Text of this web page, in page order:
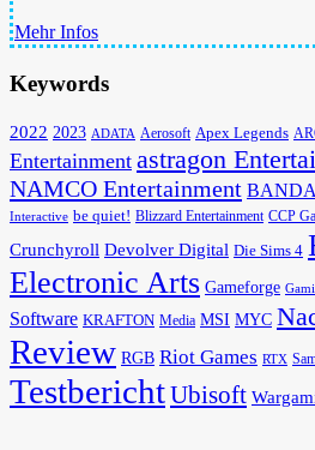
Mehr Infos
Keywords
2022 2023 ADATA Aerosoft Apex Legends
Entertainment astragon
NAMCO Entertainment
Interactive be quiet! Blizzard Entertainment CCP
Crunchyroll Devolver Digital Die Sims 4
Electronic Arts Gameforge
Software KRAFTON Media MSI MYC
Review RGB Riot Games RTX
TestberichtUbisoft